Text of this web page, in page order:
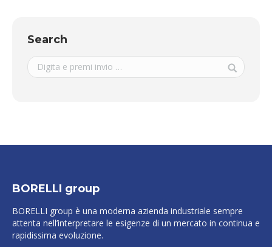
Search
BORELLI group
BORELLI group è una moderna azienda industriale sempre
attenta nell’interpretare le esigenze di un mercato in continua e
rapidissima evoluzione.